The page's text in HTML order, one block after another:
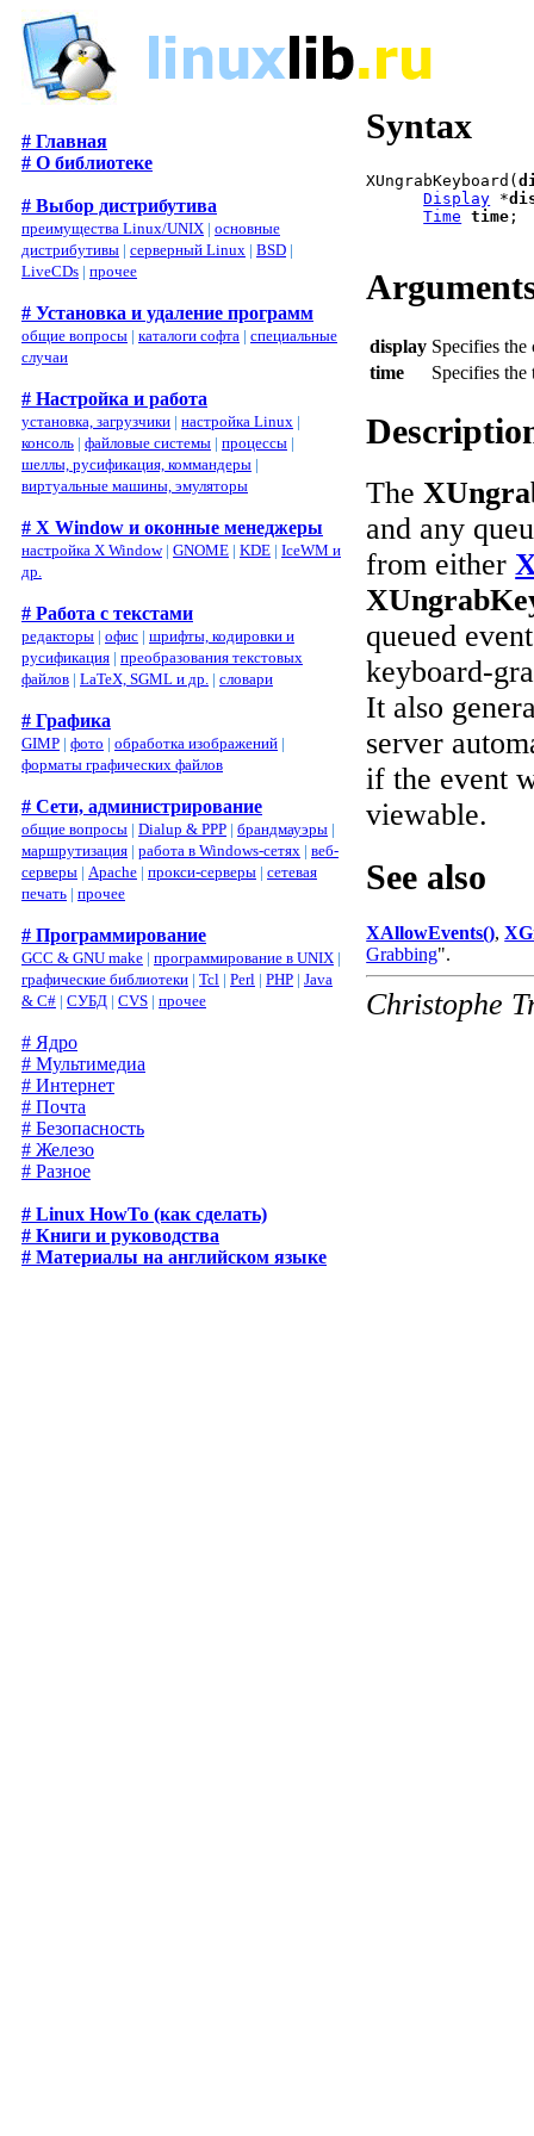
# Главная
# О библиотеке
# Выбор дистрибутива
преимущества Linux/UNIX | основные
дистрибутивы | серверный Linux | BSD |
LiveCDs | прочее
# Установка и удаление программ
общие вопросы | каталоги софта | специальные
случаи
# Настройка и работа
установка, загрузчики | настройка Linux |
консоль | файловые системы | процессы |
шеллы, русификация, коммандеры |
виртуальные машины, эмуляторы
# X Window и оконные менеджеры
настройка X Window| GNOME | KDE | IceWM и
др.
# Работа с текстами
редакторы | офис | шрифты, кодировки и
русификация | преобразования текстовых
файлов | LaTeX, SGML и др. | словари
# Графика
GIMP | фото | обработка изображений |
форматы графических файлов
# Сети, администрирование
общие вопросы | Dialup & PPP | брандмауэры |
маршрутизация | работа в Windows-сетях | веб-
серверы | Apache | прокси-серверы | сетевая
печать | прочее
# Программирование
GCC & GNU make | программирование в UNIX |
графические библиотеки | Tcl | Perl | PHP | Java
& C# | СУБД | CVS | прочее
# Ядро
# Мультимедиа
# Интернет
# Почта
# Безопасность
# Железо
# Разное
# Linux HowTo (как сделать)
# Книги и руководства
# Материалы на английском языке
Syntax
XUngrabKeyboard(
Display *
Time
time ;
display Specifies
time
Specifies the
The
and any
from either
queued
keyboard-
It also
server
if the event
viewable.
See also
XAllowEvents(),
Grabbing".
Christophe